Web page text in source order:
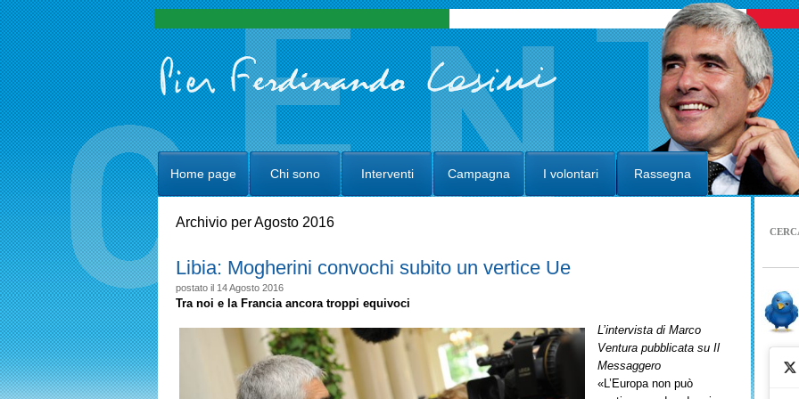
Home page Chi sono Interventi Campagna I volontari Rassegna
Archivio per Agosto 2016
Libia: Mogherini convochi subito un vertice Ue
postato il 14 Agosto 2016
Tra noi e la Francia ancora troppi equivoci
L’intervista di Marco
Ventura pubblicata su Il
Messaggero
«L’Europa non può